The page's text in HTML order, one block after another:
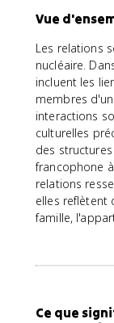
Vue
Les relations
nucléaire.
incluent les
membres
interactions
culturelles
des
francophone
relations
elles reflètent
famille,
Ce que